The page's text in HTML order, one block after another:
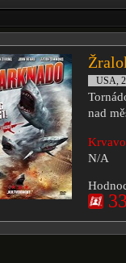
USA,
nad
N/A